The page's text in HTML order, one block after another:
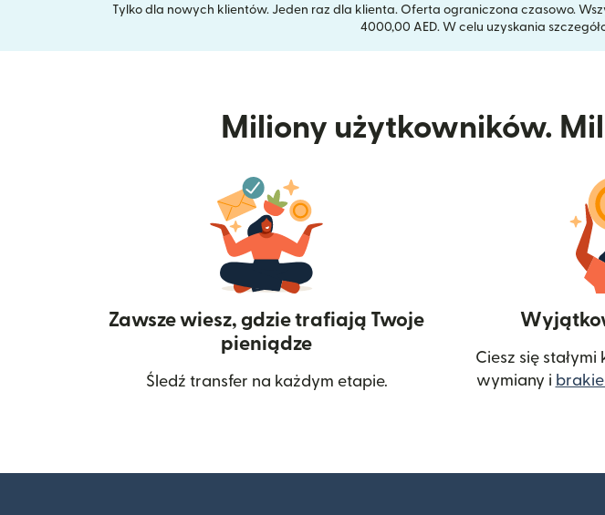
Tylko dla nowych klientów. Jeden raz dla klienta. Oferta ograniczona czasowo.
4000,00 AED. W celu uzyskania
Miliony użytkowników.
Zawsze wiesz, gdzie trafiają Twoje
pieniądze
Śledź transfer na każdym etapie.
Ciesz się
wymiany i